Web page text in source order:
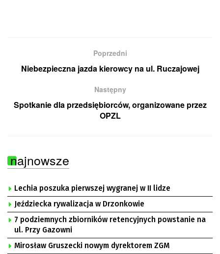
Poprzedni
Niebezpieczna jazda kierowcy na ul. Ruczajowej
Następny
Spotkanie dla przedsiębiorców, organizowane przez
OPZL
najnowsze
Lechia poszuka pierwszej wygranej w II lidze
Jeździecka rywalizacja w Drzonkowie
7 podziemnych zbiorników retencyjnych powstanie na
ul. Przy Gazowni
Mirosław Gruszecki nowym dyrektorem ZGM